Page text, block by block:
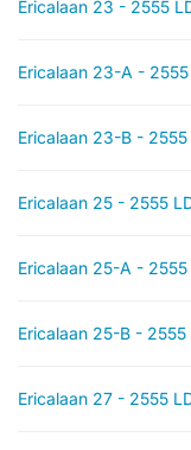
Ericalaan 23 - 2555
Ericalaan 23-A -
Ericalaan 23-B - 2555
Ericalaan 25 - 2555
Ericalaan 25-A - 2555
Ericalaan 25-B - 2555
Ericalaan 27 - 2555